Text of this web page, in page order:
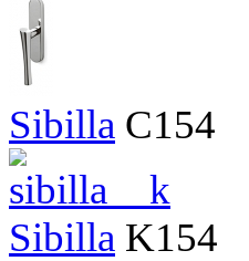
Sibilla C154
Sibilla K154